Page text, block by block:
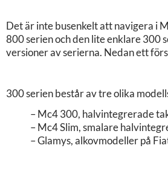
Det är inte busenkelt att navigera i
800 serien och den lite enklare 300
versioner av serierna. Nedan ett
300 serien består av tre olika
– Mc4 300, halvintegrerade
– Mc4 Slim, smalare
– Glamys, alkovmodeller på